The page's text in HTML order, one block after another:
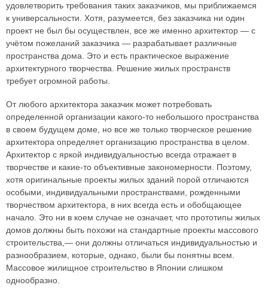
удовлетворить требования таких заказчиков, мы приближаемся
к универсальности. Хотя, разумеется, без заказчика ни один
проект не был бы осуществлен, все же именно архитектор — с
учётом пожеланий заказчика — разрабатывает различные
пространства дома. Это и есть практическое выражение
архитектурного творчества. Решение жилых пространств
требует огромной работы.
От любого архитектора заказчик может потребовать
определенной организации какого-то небольшого пространства
в своем будущем доме, но все же только творческое решение
архитектора определяет организацию пространства в целом.
Архитектор с яркой индивидуальностью всегда отражает в
творчестве и какие-то объективные закономерности. Поэтому,
хотя оригинальные проекты жилых зданий порой отличаются
особыми, индивидуальными пространствами, рожденными
творчеством архитектора, в них всегда есть и обобщающее
начало. Это ни в коем случае не означает, что прототипы жилых
домов должны быть похожи на стандартные проекты массового
строительства,— они должны отличаться индивидуальностью и
разнообразием, которые, однако, были бы понятны всем.
Массовое жилищное строительство в Японии слишком
однообразно.